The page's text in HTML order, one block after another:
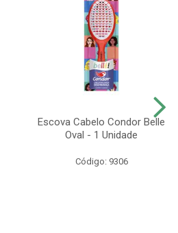
Escova Cabelo Condor Belle
Oval - 1 Unidade
Código: 9306